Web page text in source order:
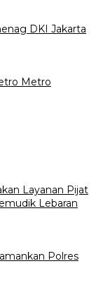
DKI Jakarta
Metro
Layanan Pijat
Lebaran
Polres